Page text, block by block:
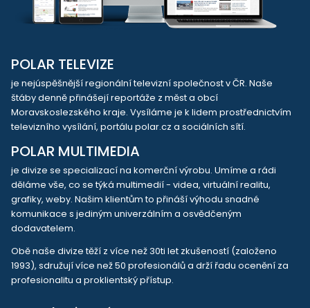
POLAR TELEVIZE
je nejúspěšnější regionální televizní společnost v ČR. Naše
štáby denně přinášejí reportáže z měst a obcí
Moravskoslezského kraje. Vysíláme je k lidem prostřednictvím
televizního vysílání, portálu polar.cz a sociálních sítí.
POLAR MULTIMEDIA
je divize se specializací na komerční výrobu. Umíme a rádi
děláme vše, co se týká multimedií - videa, virtuální realitu,
grafiky, weby. Našim klientům to přináší výhodu snadné
komunikace s jediným univerzálním a osvědčeným
dodavatelem.
Obě naše divize těží z více než 30ti let zkušeností (založeno
1993), sdružují více než 50 profesionálů a drží řadu ocenění za
profesionalitu a proklientský přístup.